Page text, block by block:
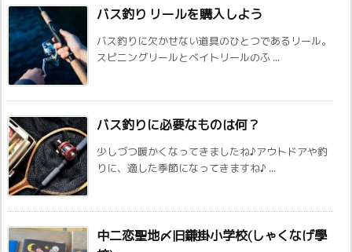
バス釣り リールを購入しよう
バス釣りに欠かせない道具のひとつであるリール。
スピニングリールとベイトリールのふ ...
バス釣りに必要なものは何？
少しづつ暖かくなってきましたね♪アウトドアや釣
りに、適した季節になってきますね♪ ...
中二恋聖地〆旧鎌掛小学校(しゃくなげ學